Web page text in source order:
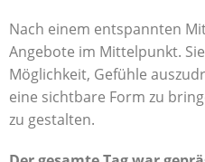
Nach einem entspannten
Angebote im Mittelpunkt.
Möglichkeit, Gefühle
eine sichtbare Form zu
zu gestalten.